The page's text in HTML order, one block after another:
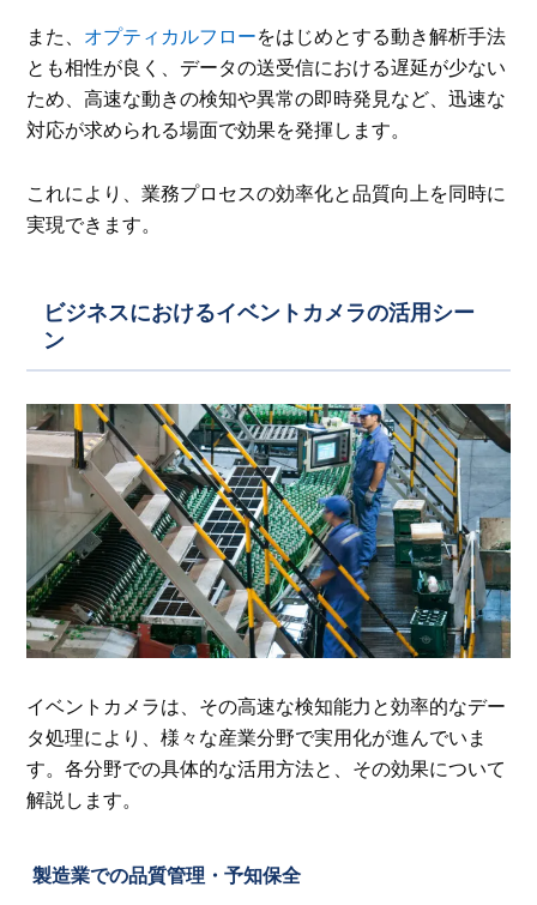
また、 オプティカルフローをはじめとする動き解析手法
とも相性が良く、データの送受信における遅延が少ない
ため、高速な動きの検知や異常の即時発見など、迅速な
対応が求められる場面で効果を発揮します。
これにより、業務プロセスの効率化と品質向上を同時に
実現できます。
ビジネスにおけるイベントカメラの活用シー
ン
イベントカメラは、その高速な検知能力と効率的なデー
タ処理により、様々な産業分野で実用化が進んでいま
す。各分野での具体的な活用方法と、その効果について
解説します。
製造業での品質管理・予知保全